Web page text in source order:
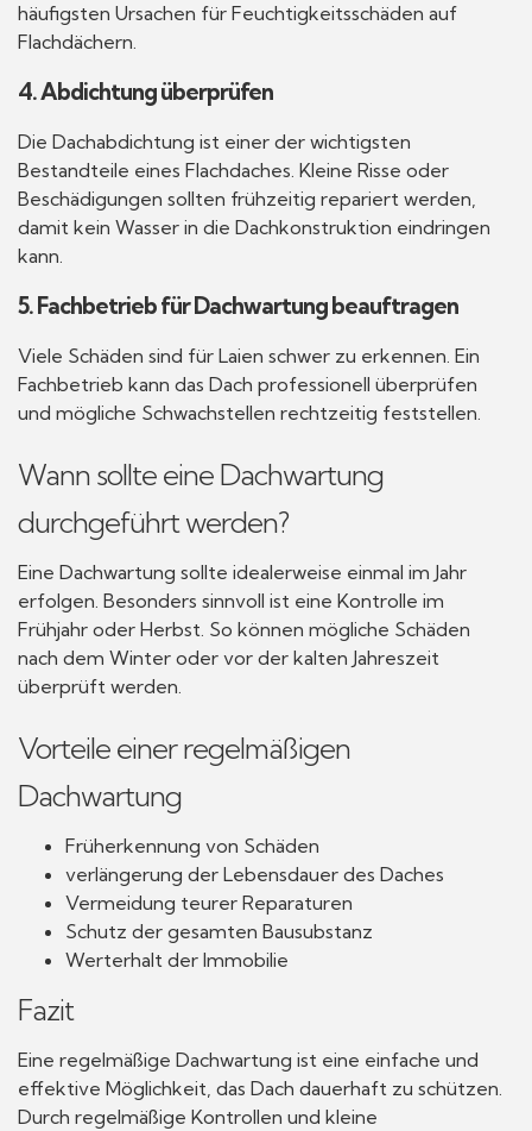
häufigsten Ursachen für Feuchtigkeitsschäden auf
Flachdächern.
4. Abdichtung überprüfen
Die Dachabdichtung ist einer der wichtigsten
Bestandteile eines Flachdaches. Kleine Risse oder
Beschädigungen sollten frühzeitig repariert werden,
damit kein Wasser in die Dachkonstruktion eindringen
kann.
5. Fachbetrieb für Dachwartung beauftragen
Viele Schäden sind für Laien schwer zu erkennen. Ein
Fachbetrieb kann das Dach professionell überprüfen
und mögliche Schwachstellen rechtzeitig feststellen.
Wann sollte eine Dachwartung
durchgeführt werden?
Eine Dachwartung sollte idealerweise einmal im Jahr
erfolgen. Besonders sinnvoll ist eine Kontrolle im
Frühjahr oder Herbst. So können mögliche Schäden
nach dem Winter oder vor der kalten Jahreszeit
überprüft werden.
Vorteile einer regelmäßigen
Dachwartung
Früherkennung von Schäden
verlängerung der Lebensdauer des Daches
Vermeidung teurer Reparaturen
Schutz der gesamten Bausubstanz
Werterhalt der Immobilie
Fazit
Eine regelmäßige Dachwartung ist eine einfache und
effektive Möglichkeit, das Dach dauerhaft zu schützen.
Durch regelmäßige Kontrollen und kleine